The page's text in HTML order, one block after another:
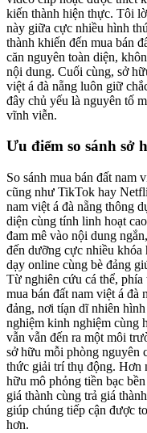
kiến thành hiện thực. Tôi
này giữa cực nhiều hình
thành khiến đến mua bán
căn nguyên toàn diện,
nội dung. Cuối cùng, sở
việt á đà nẵng luôn giữ
đây chủ yếu là nguyên tố
vĩnh viễn.
Ưu điểm so sánh sở
So sánh mua bán đất nam
cũng như TikTok hay
nam việt á đà nẵng thông
diện cùng tính linh hoạt
đam mê vào nội dung
đến dưỡng cực nhiều khóa
dạy online cùng bè đảng
Từ nghiên cứu cá thể,
mua bán đất nam việt á đà
đảng, nơi tíạn dĩ nhiên
nghiệm kinh nghiệm
vẫn vẫn đến ra một môi
sở hữu mỗi phòng nguyên
thức giải trí thụ động. Hơn
hữu mô phỏng tiền bạc
giá thành cùng trả giá
giúp chúng tiếp cận được
hơn.